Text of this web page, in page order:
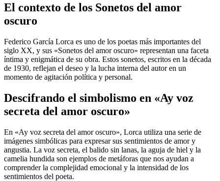
El contexto de los Sonetos del amor
oscuro
Federico García Lorca es uno de los poetas más importantes del
siglo XX, y sus «Sonetos del amor oscuro» representan una faceta
íntima y enigmática de su obra. Estos sonetos, escritos en la década
de 1930, reflejan el deseo y la lucha interna del autor en un
momento de agitación política y personal.
Descifrando el simbolismo en «Ay voz
secreta del amor oscuro»
En «Ay voz secreta del amor oscuro», Lorca utiliza una serie de
imágenes simbólicas para expresar sus sentimientos de amor y
angustia. La voz secreta, el balido sin lanas, la aguja de hiel y la
camelia hundida son ejemplos de metáforas que nos ayudan a
comprender la complejidad emocional y la intensidad de los
sentimientos del poeta.